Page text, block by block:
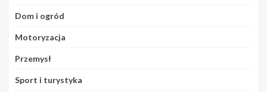
Dom i ogród
Motoryzacja
Przemysł
Sport i turystyka